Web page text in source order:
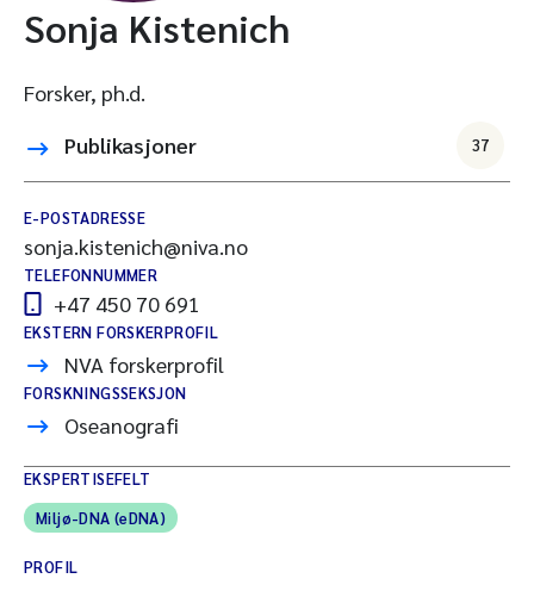
Sonja Kistenich
Forsker, ph.d.
Publikasjoner
37
E-POSTADRESSE
sonja.kistenich@niva.no
TELEFONNUMMER
+47 450 70 691
EKSTERN FORSKERPROFIL
NVA forskerprofil
FORSKNINGSSEKSJON
Oseanografi
EKSPERTISEFELT
Miljø-DNA (eDNA)
PROFIL